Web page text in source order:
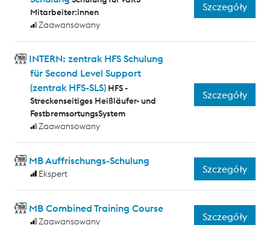
Mitarbeiter:innen
Zaawansowany
Szczegóły
INTERN: zentrak HFS Schulung
für Second Level Support
(zentrak HFS-SLS) HFS -
Streckenseitiges Heißläufer- und
FestbremsortungsSystem
Zaawansowany
Szczegóły
MB Auffrischungs-Schulung
Ekspert Szczegóły
MB Combined Training Course
Zaawansowany Szczegóły